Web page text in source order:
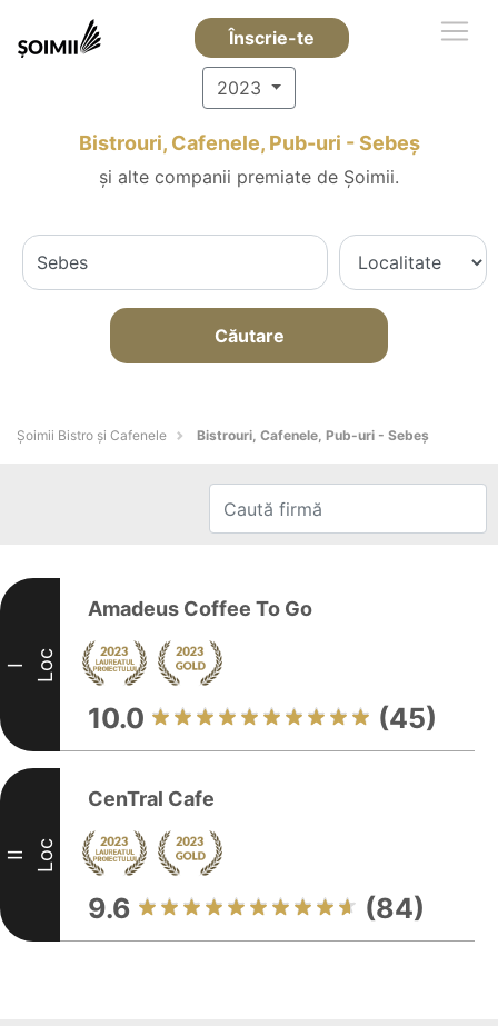
Înscrie-te
2023
Bistrouri, Cafenele, Pub-uri - Sebeş
și alte companii premiate de Șoimii.
Căutare
Șoimii Bistro și Cafenele Bistrouri, Cafenele, Pub-uri - Sebeş
I Loc
Amadeus Coffee To Go
10.0 (45)
II Loc
CenTral Cafe
9.6 (84)